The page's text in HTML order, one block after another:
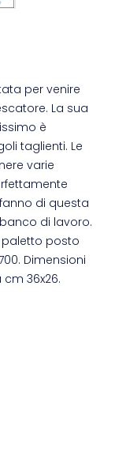
per venire
La sua
è
taglienti. Le
varie
di questa
di lavoro.
posto
Dimensioni
36x26.